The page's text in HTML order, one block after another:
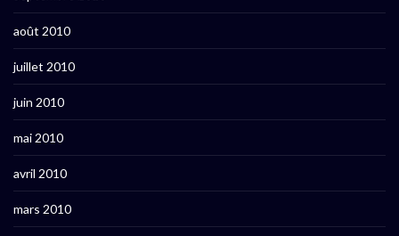
août 2010
juillet 2010
juin 2010
mai 2010
avril 2010
mars 2010